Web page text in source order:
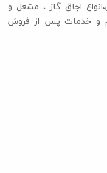
اجاق گاز ،​​​​​​​ مشعل و
و خدمات پس از فروش